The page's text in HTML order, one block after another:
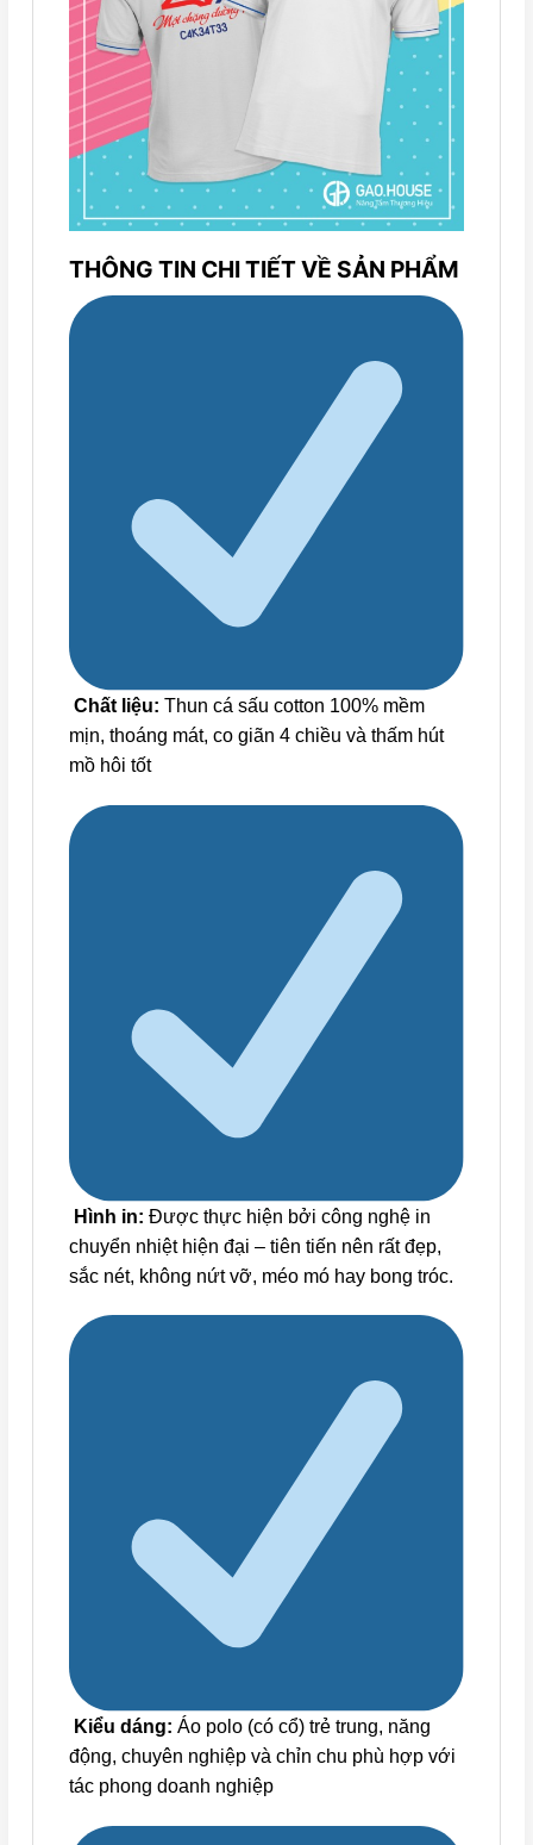
THÔNG TIN CHI TIẾT VỀ SẢN PHẨM
Chất liệu: Thun cá sấu cotton 100% mềm
mịn, thoáng mát, co giãn 4 chiều và thấm hút
mồ hôi tốt
Hình in: Được thực hiện bởi công nghệ in
chuyển nhiệt hiện đại – tiên tiến nên rất đẹp,
sắc nét, không nứt vỡ, méo mó hay bong tróc.
Kiểu dáng: Áo polo (có cổ) trẻ trung, năng
động, chuyên nghiệp và chỉn chu phù hợp với
tác phong doanh nghiệp